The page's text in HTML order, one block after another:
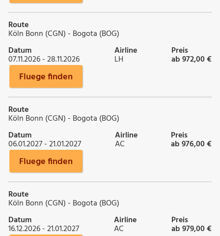
Route
Köln Bonn (CGN) - Bogota (BOG)
Datum
07.11.2026 - 28.11.2026
Airline
LH
Preis
ab 972,00 €
Fluege finden
Route
Köln Bonn (CGN) - Bogota (BOG)
Datum
06.01.2027 - 21.01.2027
Airline
AC
Preis
ab 976,00 €
Fluege finden
Route
Köln Bonn (CGN) - Bogota (BOG)
Datum
16.12.2026 - 21.01.2027
Airline
AC
Preis
ab 979,00 €